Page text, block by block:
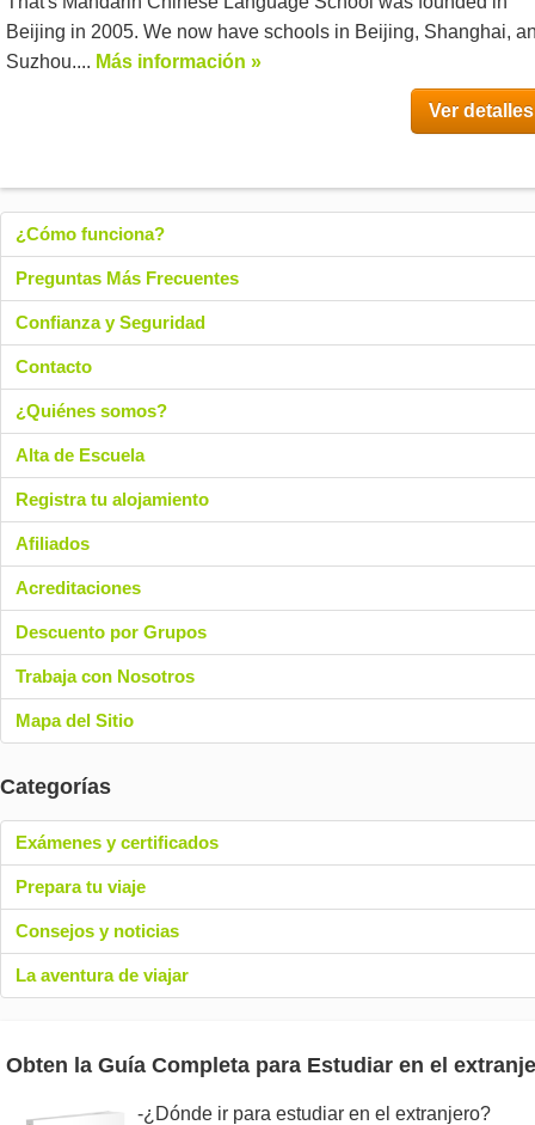
Beijing in 2005. We now have schools in Beijing, Shanghai,
Suzhou.... Más información »
Ver
¿Cómo funciona?
Preguntas Más Frecuentes
Confianza y Seguridad
Contacto
¿Quiénes somos?
Alta de Escuela
Registra tu alojamiento
Afiliados
Acreditaciones
Descuento por Grupos
Trabaja con Nosotros
Mapa del Sitio
Categorías
Exámenes y certificados
Prepara tu viaje
Consejos y noticias
La aventura de viajar
Obten la Guía Completa para Estudiar en el
-¿Dónde ir para estudiar en el extranjero?